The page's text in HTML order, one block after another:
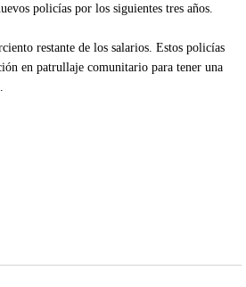
policías por los siguientes tres años.
restante de los salarios. Estos policías
en patrullaje comunitario para tener una